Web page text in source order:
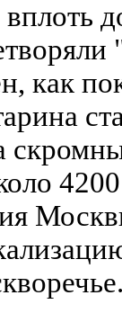
вплоть
как